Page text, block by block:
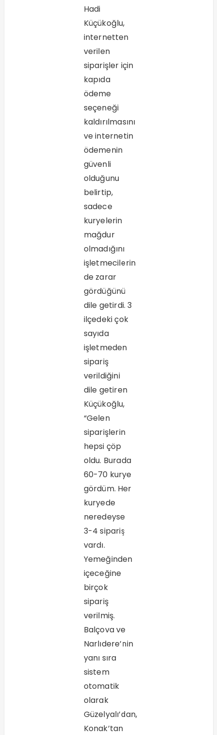
Hadi
Küçükoğlu,
internetten
verilen
siparişler için
kapıda
ödeme
seçeneği
kaldırılmasını
ve internetin
ödemenin
güvenli
olduğunu
belirtip,
sadece
kuryelerin
mağdur
olmadığını
işletmecilerin
de zarar
gördüğünü
dile getirdi. 3
ilçedeki çok
sayıda
işletmeden
sipariş
verildiğini
dile getiren
Küçükoğlu,
“Gelen
siparişlerin
hepsi çöp
oldu. Burada
60-70 kurye
gördüm. Her
kuryede
neredeyse
3-4 sipariş
vardı.
Yemeğinden
içeceğine
birçok
sipariş
verilmiş.
Balçova ve
Narlıdere’nin
yanı sıra
sistem
otomatik
olarak
Güzelyalı’dan,
Konak’tan